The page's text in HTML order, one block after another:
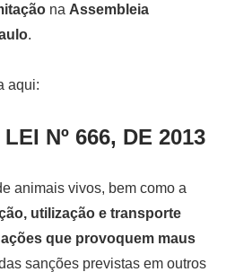
na Assembleia
.
aqui:
Nº 666, DE 2013
animais vivos, bem como a
utilização e transporte
que provoquem maus
sanções previstas em outros